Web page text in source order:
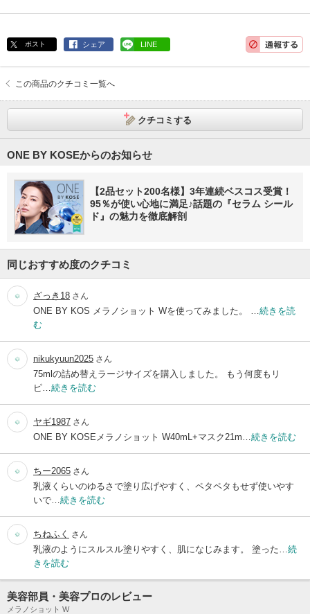
ポスト シェア LINE
この商品のクチコミ一覧へ
クチコミする
ONE BY KOSEからのお知らせ
【2品セット200名様】3年連続ベスコス受賞！
95％が使い心地に満足♪話題の『セラム シール
ド』の魅力を徹底解剖
同じおすすめ度のクチコミ
ざっき18 さん
ONE BY KOS メラノショット Wを使ってみました。 … 続きを読
む
nikukyuun2025 さん
75mlの詰め替えラージサイズを購入しました。 もう何度もリ
ピ… 続きを読む
ヤギ1987 さん
ONE BY KOSEメラノショット W40mL+マスク21m… 続きを読む
ちー2065 さん
乳液くらいのゆるさで塗り広げやすく、ペタペタもせず使いやす
いで… 続きを読む
ちねふく さん
乳液のようにスルスル塗りやすく、肌になじみます。 塗った… 続
きを読む
美容部員・美容プロのレビュー
メラノショット W